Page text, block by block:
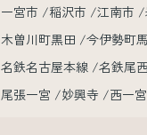
一宮市 稲沢市 江南市
木曽川町黒田 今伊勢町
名鉄名古屋本線 名鉄尾
尾張一宮 妙興寺 西一宮